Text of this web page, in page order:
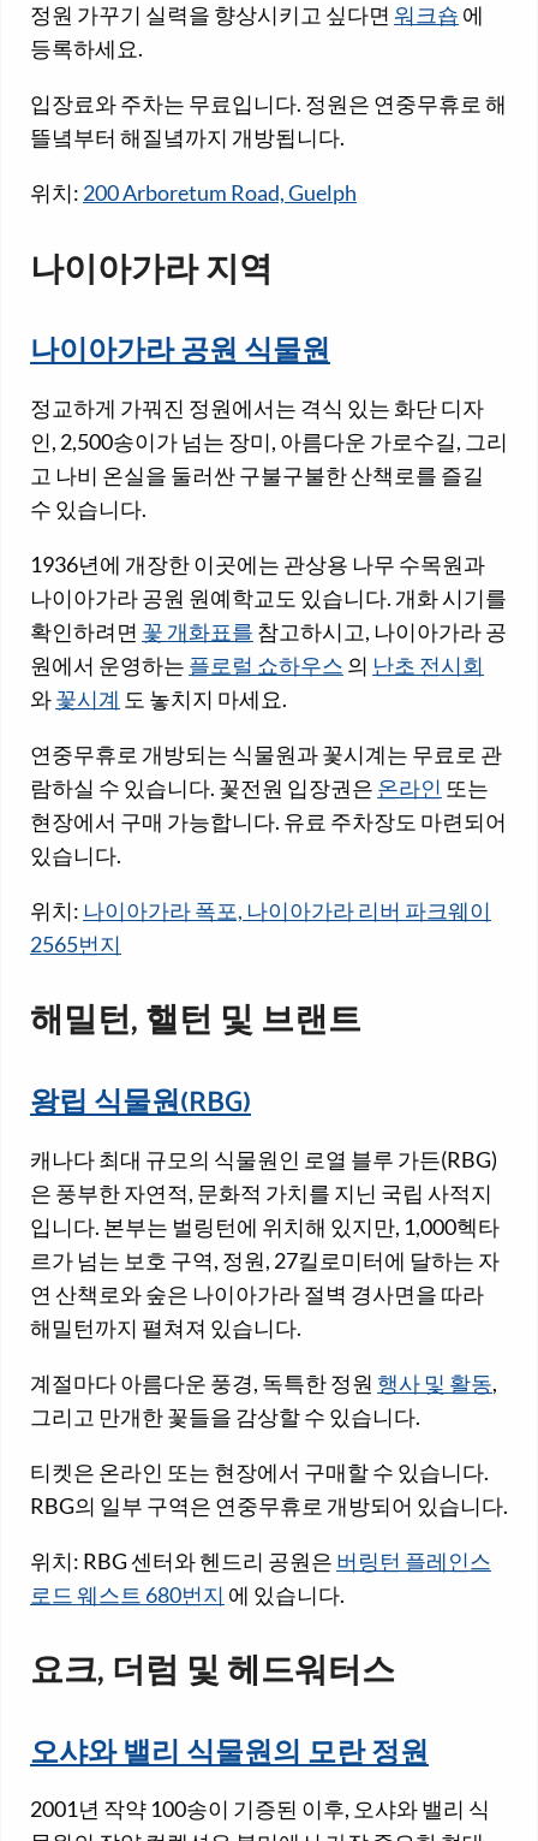
정원 가꾸기 실력을 향상시키고 싶다면 워크숍 에
등록하세요.
입장료와 주차는 무료입니다. 정원은 연중무휴로 해
뜰녘부터 해질녘까지 개방됩니다.
위치: 200 Arboretum Road, Guelph
나이아가라 지역
나이아가라 공원 식물원
정교하게 가꿔진 정원에서는 격식 있는 화단 디자
인, 2,500송이가 넘는 장미, 아름다운 가로수길, 그리
고 나비 온실을 둘러싼 구불구불한 산책로를 즐길
수 있습니다.
1936년에 개장한 이곳에는 관상용 나무 수목원과
나이아가라 공원 원예학교도 있습니다. 개화 시기를
확인하려면 꽃 개화표를 참고하시고, 나이아가라 공
원에서 운영하는 플로럴 쇼하우스 의 난초 전시회
와꽃시계 도 놓치지 마세요.
연중무휴로 개방되는 식물원과 꽃시계는 무료로 관
람하실 수 있습니다. 꽃전원 입장권은 온라인 또는
현장에서 구매 가능합니다. 유료 주차장도 마련되어
있습니다.
위치: 나이아가라 폭포, 나이아가라 리버 파크웨이
2565번지
해밀턴, 핼턴 및 브랜트
왕립 식물원(RBG)
캐나다 최대 규모의 식물원인 로열 블루 가든(RBG)
은 풍부한 자연적, 문화적 가치를 지닌 국립 사적지
입니다. 본부는 벌링턴에 위치해 있지만, 1,000헥타
르가 넘는 보호 구역, 정원, 27킬로미터에 달하는 자
연 산책로와 숲은 나이아가라 절벽 경사면을 따라
해밀턴까지 펼쳐져 있습니다.
계절마다 아름다운 풍경, 독특한 정원 행사 및 활동,
그리고 만개한 꽃들을 감상할 수 있습니다.
티켓은 온라인 또는 현장에서 구매할 수 있습니다.
RBG의 일부 구역은 연중무휴로 개방되어 있습니다.
위치: RBG 센터와 헨드리 공원은 버링턴 플레인스
로드 웨스트 680번지 에 있습니다.
요크, 더럼 및 헤드워터스
오샤와 밸리 식물원의 모란 정원
2001년 작약 100송이 기증된 이후, 오샤와 밸리 식